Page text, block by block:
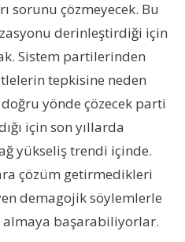
sorunu çözmeyecek. Bu
derinleştirdiği için
Sistem partilerinden
tepkisine neden
yönde çözecek parti
için son yıllarda
yükseliş trendi içinde.
çözüm getirmedikleri
demagojik söylemlerle
almaya başarabiliyorlar.